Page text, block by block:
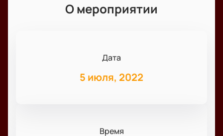
О мероприятии
Дата
5 июля, 2022
Время